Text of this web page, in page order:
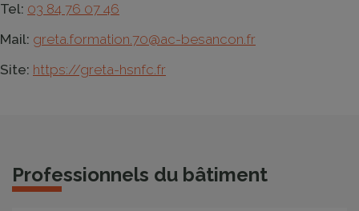
Tel: 03 84 76 07 46
Mail: greta.formation.70@ac-besancon.fr
Site: https://greta-hsnfc.fr
Professionnels du bâtiment